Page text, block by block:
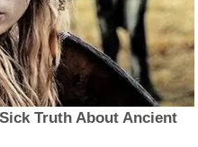
Truth About Ancient